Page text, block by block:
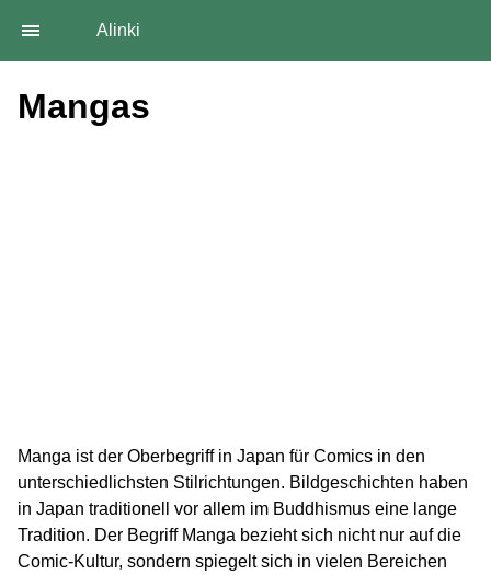
Alinki
Mangas
Manga ist der Oberbegriff in Japan für Comics in den
unterschiedlichsten Stilrichtungen. Bildgeschichten haben
in Japan traditionell vor allem im Buddhismus eine lange
Tradition. Der Begriff Manga bezieht sich nicht nur auf die
Comic-Kultur, sondern spiegelt sich in vielen Bereichen